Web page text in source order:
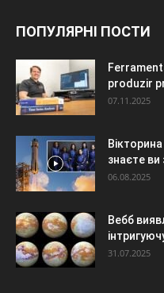
ПОПУЛЯРНІ ПОСТИ
produzir
07.11.2025
знаєте ви
06.08.2025
Вебб
31.07.2025